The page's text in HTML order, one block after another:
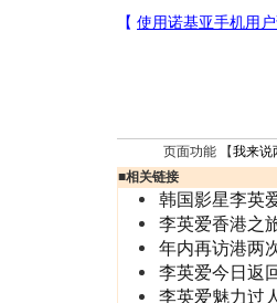
页面功能 【我来说
■相关链接
韩国影星李英
李英爱香港之
年内再访港两
李英爱今日返
李英爱魅力过